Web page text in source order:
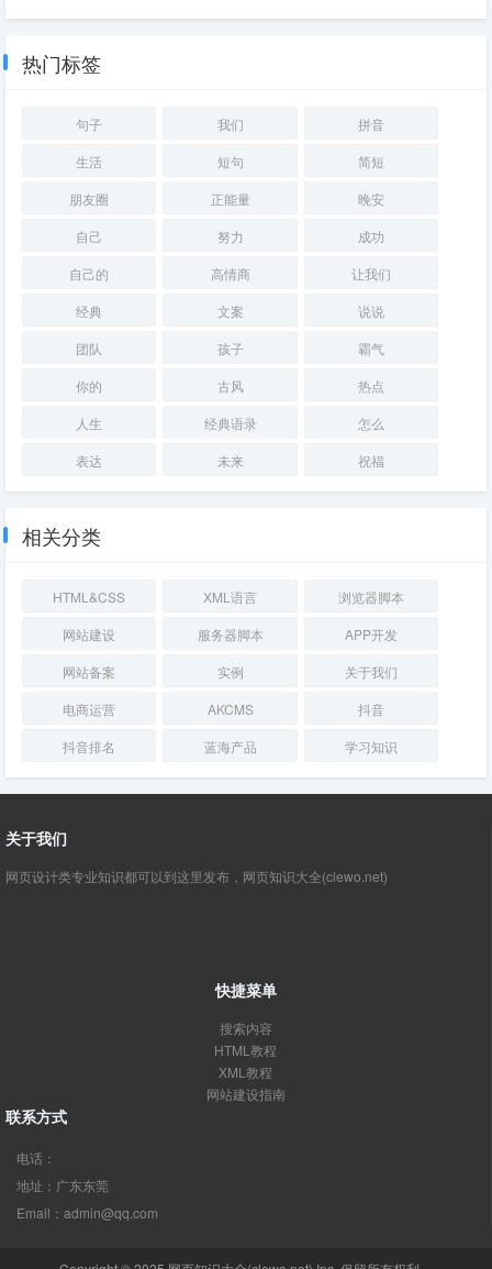
热门标签
句子 我们
拼音
生活
短句
简短
朋友圈
正能量
晚安
自己
努力
成功
自己的
高情商
让我们
经典
文案
说说
团队
孩子
霸气
你的
古风
热点
人生
经典语录
怎么
表达
未来 祝福
相关分类
HTML&CSS XML语言
浏览器脚本
网站建设
服务器脚本
APP开发
网站备案
实例
关于我们
电商运营
AKCMS
抖音
抖音排名
蓝海产品 学习知识
关于我们
网页设计类专业知识都可以到这里发布，网页知识大全(clewo.net)
快捷菜单
搜索内容
HTML教程
XML教程
网站建设指南
联系方式
电话：
地址：广东东莞
Email：admin@qq.com